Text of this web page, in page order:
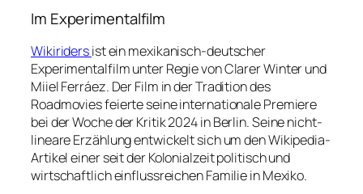
Im Experimentalfilm
Wikiridersist ein mexikanisch-deutscher
Experimentalfilm unter Regie von Clarer Winter und
Miiel Ferráez. Der Film in der Tradition des
Roadmovies feierte seine internationale Premiere
bei der Woche der Kritik 2024 in Berlin. Seine nicht-
lineare Erzählung entwickelt sich um den Wikipedia-
Artikel einer seit der Kolonialzeit politisch und
wirtschaftlich einflussreichen Familie in Mexiko.